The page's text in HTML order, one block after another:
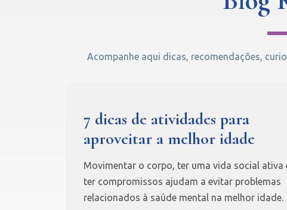
Acompanhe aqui dicas, recomendações,
7 dicas de atividades para
aproveitar a melhor idade
Movimentar o corpo, ter uma vida social ativa
ter compromissos ajudam a evitar problemas
relacionados à saúde mental na melhor idade.